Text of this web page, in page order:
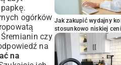
ogórków
czy
na
na
Jak zakupić wydajny
stosunkowo niskiej